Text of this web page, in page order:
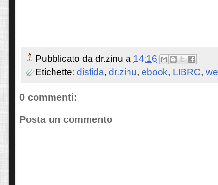
Pubblicato da dr.zinu a 14:16
Etichette: disfida, dr.zinu, ebook, LIBRO,
0 commenti:
Posta un commento